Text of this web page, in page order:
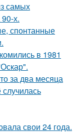
самых
х.
спонтанные
в 1981
за два месяца
свои 24 года.